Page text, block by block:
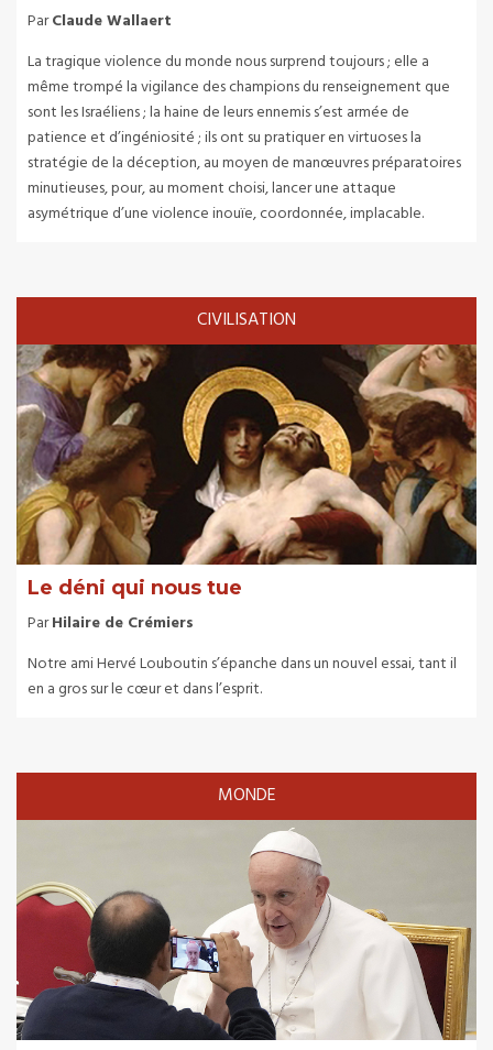
ParClaude Wallaert
La tragique violence du monde nous surprend toujours ; elle a
même trompé la vigilance des champions du renseignement que
sont les Israéliens ; la haine de leurs ennemis s’est armée de
patience et d’ingéniosité ; ils ont su pratiquer en virtuoses la
stratégie de la déception, au moyen de manœuvres préparatoires
minutieuses, pour, au moment choisi, lancer une attaque
asymétrique d’une violence inouïe, coordonnée, implacable.
CIVILISATION
Le déni qui nous tue
ParHilaire de Crémiers
Notre ami Hervé Louboutin s’épanche dans un nouvel essai, tant il
en a gros sur le cœur et dans l’esprit.
MONDE